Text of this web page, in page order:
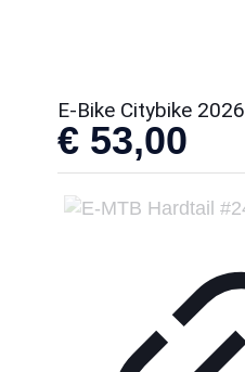
E-Bike Citybike 2026
€ 53,00